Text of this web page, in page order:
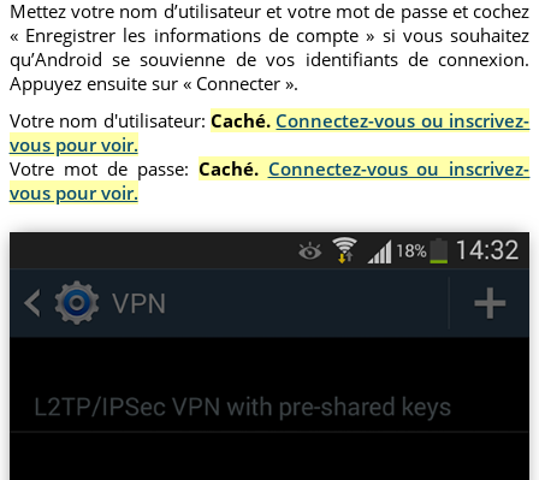
Mettez votre nom d’utilisateur et votre mot de passe et cochez
« Enregistrer les informations de compte » si vous souhaitez
qu’Android se souvienne de vos identifiants de connexion.
Appuyez ensuite sur « Connecter ».
Votre nom d'utilisateur: Caché. Connectez-vous ou inscrivez-
vous pour voir.
Votre mot de passe: Caché. Connectez-vous ou inscrivez-
vous pour voir.